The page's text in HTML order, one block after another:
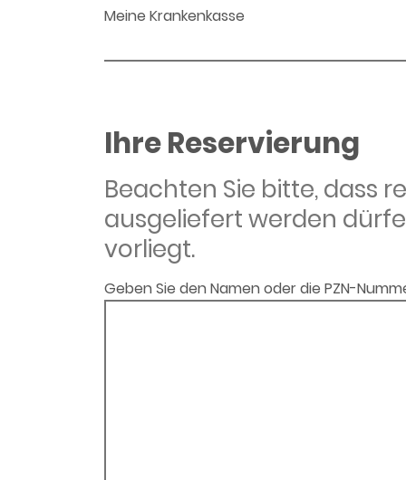
Meine Krankenkasse
Ihre Reservierung
Beachten Sie bitte, dass
ausgeliefert werden
vorliegt.
Geben Sie den Namen oder die PZN-